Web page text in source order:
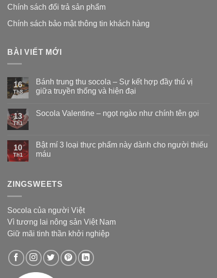
Chính sách đổi trả sản phẩm
Chính sách bảo mật thông tin khách hàng
BÀI VIẾT MỚI
16
Th8
Bánh trung thu socola – Sự kết hợp đầy thú vị
giữa truyền thống và hiện đại
13
Th1
Socola Valentine – ngọt ngào như chính tên gọi
10
Th1
Bật mí 3 loại thực phẩm này dành cho người thiếu
máu
ZINGSWEETS
Socola của người Việt
Vì tương lai nông sản Việt Nam
Giữ mãi tinh thần khởi nghiệp